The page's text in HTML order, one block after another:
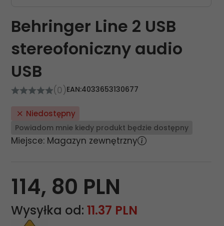
Behringer Line 2 USB
stereofoniczny audio
USB
(0)EAN:4033653130677
Niedostępny
Powiadom mnie kiedy produkt będzie dostępny
Miejsce: Magazyn zewnętrzny
114, 80 PLN
Wysyłka od: 11.37 PLN